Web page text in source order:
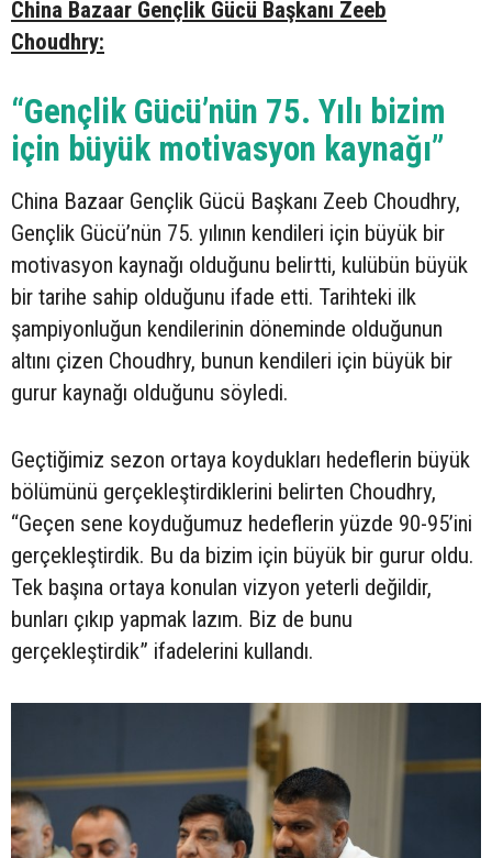
China Bazaar Gençlik Gücü Başkanı Zeeb
Choudhry:
“Gençlik Gücü’nün 75. Yılı bizim
için büyük motivasyon kaynağı”
China Bazaar Gençlik Gücü Başkanı Zeeb Choudhry,
Gençlik Gücü’nün 75. yılının kendileri için büyük bir
motivasyon kaynağı olduğunu belirtti, kulübün büyük
bir tarihe sahip olduğunu ifade etti. Tarihteki ilk
şampiyonluğun kendilerinin döneminde olduğunun
altını çizen Choudhry, bunun kendileri için büyük bir
gurur kaynağı olduğunu söyledi.
Geçtiğimiz sezon ortaya koydukları hedeflerin büyük
bölümünü gerçekleştirdiklerini belirten Choudhry,
“Geçen sene koyduğumuz hedeflerin yüzde 90-95’ini
gerçekleştirdik. Bu da bizim için büyük bir gurur oldu.
Tek başına ortaya konulan vizyon yeterli değildir,
bunları çıkıp yapmak lazım. Biz de bunu
gerçekleştirdik” ifadelerini kullandı.